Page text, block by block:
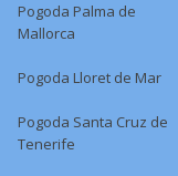
Pogoda Palma de
Mallorca
Pogoda Lloret de Mar
Pogoda Santa Cruz de
Tenerife